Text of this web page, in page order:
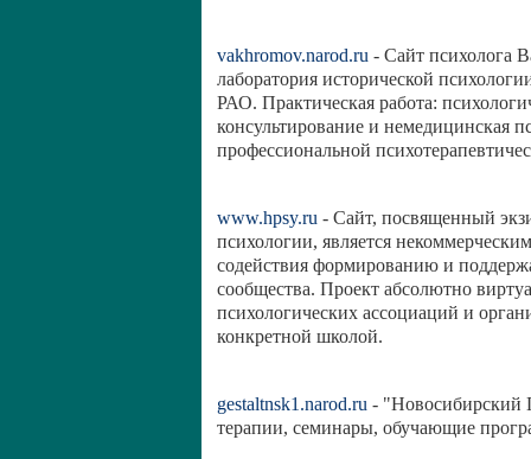
vakhromov.narod.ru - Сайт психолога
лаборатория исторической
РАО. Практическая работа:
консультирование и немедицинская
профессиональной
www.hpsy.ru - Сайт, посвященный
психологии, является
содействия формированию и
сообщества. Проект абсолютно
психологических ассоциаций и
конкретной школой.
gestaltnsk1.narod.ru - "Новосибирский
терапии, семинары, обучающие